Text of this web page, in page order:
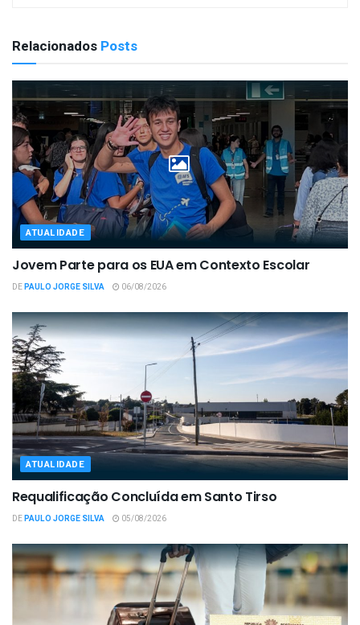
Relacionados Posts
ATUALIDADE
Jovem Parte para os EUA em Contexto Escolar
DEPAULO JORGE SILVA 06/08/2026
ATUALIDADE
Requalificação Concluída em Santo Tirso
DEPAULO JORGE SILVA 05/08/2026